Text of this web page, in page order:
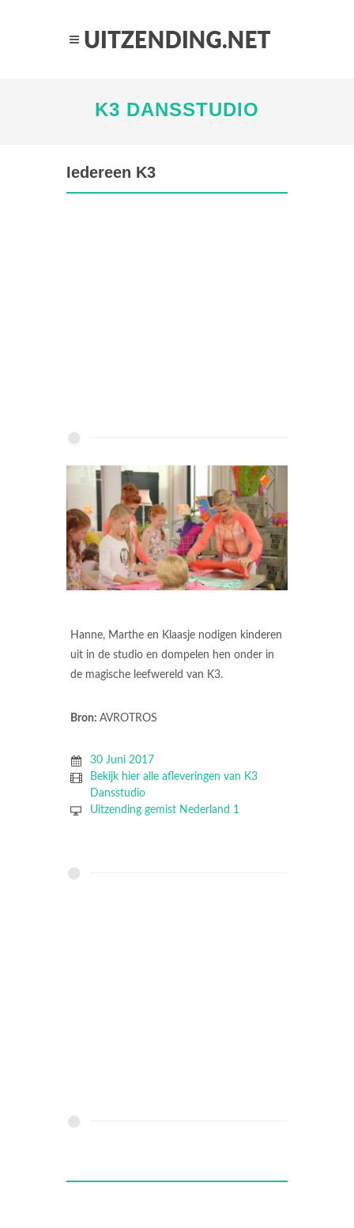
K3 DANSSTUDIO
Iedereen K3
Hanne, Marthe en Klaasje nodigen kinderen
uit in de studio en dompelen hen onder in
de magische leefwereld van K3.
Bron: AVROTROS
30 Juni 2017
Bekijk hier alle afleveringen van K3
Dansstudio
Uitzending gemist Nederland 1